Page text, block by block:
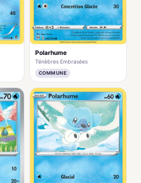
Polarhume
Ténèbres Embrasées
COMMUNE